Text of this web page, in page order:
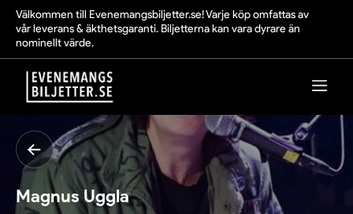
Välkommen till Evenemangsbiljetter.se! Varje köp omfattas av
vår leverans & äkthetsgaranti. Biljetterna kan vara dyrare än
nominellt värde.
Magnus Uggla